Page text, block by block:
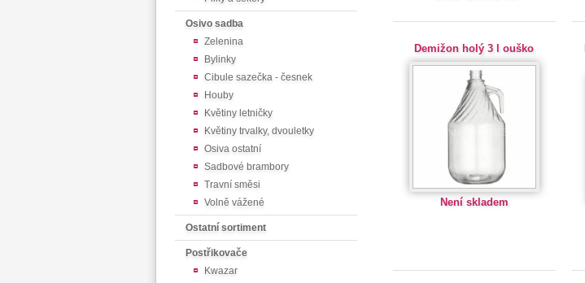
Osivo sadba
Zelenina
Bylinky
Cibule sazečka - česnek
Houby
Květiny letničky
Květiny trvalky, dvouletky
Osiva ostatní
Sadbové brambory
Travní směsi
Volně vážené
Ostatní sortiment
Postřikovače
Kwazar
Demižon holý 3 l ouško
Není skladem